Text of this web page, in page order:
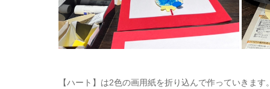
【ハート】は2色の画用紙を折り込んで作っていきます